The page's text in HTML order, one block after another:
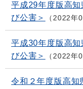
平成29年度版高
び公害＞
2022年
平成30年度版高
び公害＞
2022年
令和２年度版高